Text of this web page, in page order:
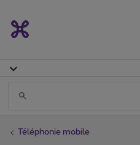
Téléphonie mobile